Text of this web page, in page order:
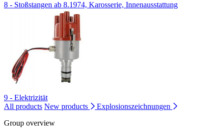
8 - Stoßstangen ab 8.1974, Karosserie, Innenausstattung
9 - Elektrizität
All products New products
Explosionszeichnungen
Group overview